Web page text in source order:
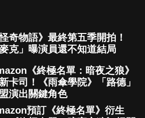
怪奇物語》最終第五季開拍！
麥克」曝演員還不知道結局
《終極名單：暗夜之狼》
卡司！《雨傘學院》「路德」
演出關鍵角色
預訂《終極名單》衍生